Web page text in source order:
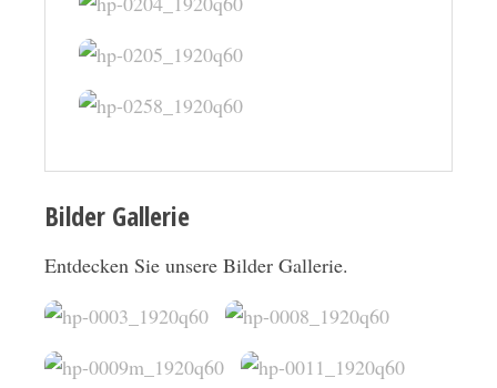
Bilder Gallerie
Entdecken Sie unsere Bilder Gallerie.